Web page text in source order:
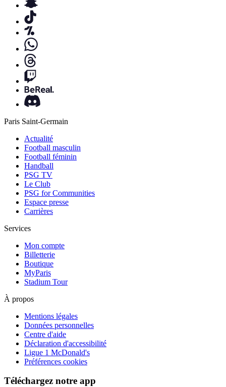
Paris Saint-Germain
Actualité
Football masculin
Football féminin
Handball
PSG TV
Le Club
PSG for Communities
Espace presse
Carrières
Services
Mon compte
Billetterie
Boutique
MyParis
Stadium Tour
À propos
Mentions légales
Données personnelles
Centre d'aide
Déclaration d'accessibilité
Ligue 1 McDonald's
Préférences cookies
Téléchargez notre app